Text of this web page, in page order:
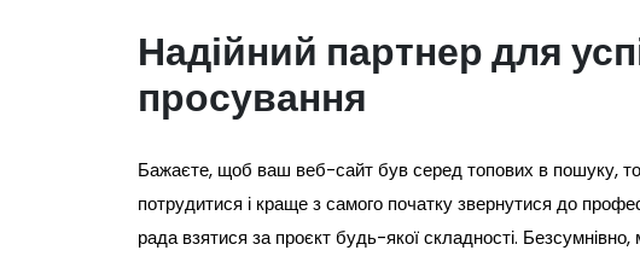
Надійний партнер для
просування
Бажаєте, щоб ваш веб-сайт був серед топових в пошуку,
потрудитися і краще з самого початку звернутися до
рада взятися за проєкт будь-якої складності.